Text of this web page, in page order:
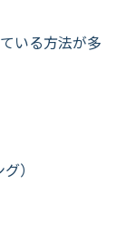
いる方法が多
）